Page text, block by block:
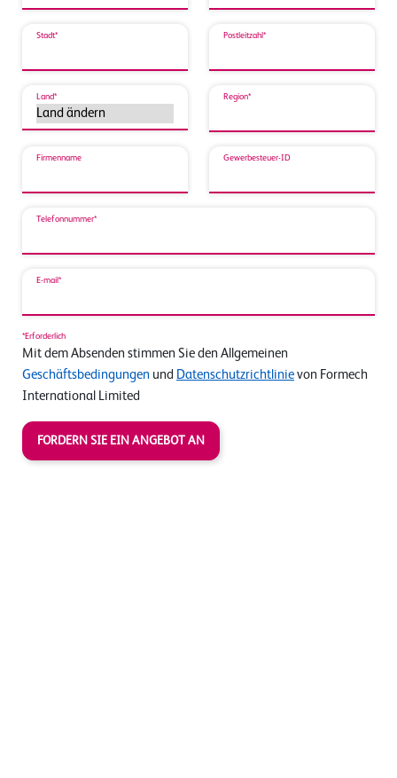
Stadt* Postleitzahl*
Land* Region*
Firmenname Gewerbesteuer-ID
Telefonnummer*
E-mail*
*Erforderlich
Mit dem Absenden stimmen Sie den Allgemeinen
Geschäftsbedingungen und Datenschutzrichtlinie von Formech
International Limited
FORDERN SIE EIN ANGEBOT AN